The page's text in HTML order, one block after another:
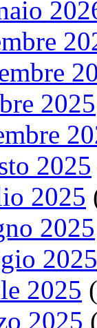
2025
2025
2025
2025
2025
2025
2025